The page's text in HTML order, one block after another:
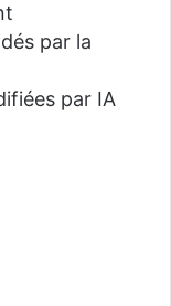
par la
par IA